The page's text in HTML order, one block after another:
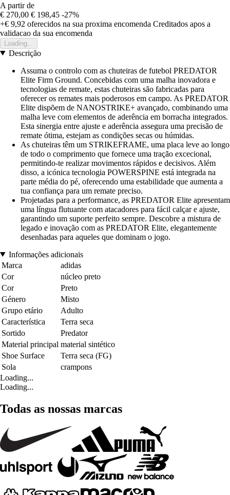
A partir de
€ 270,00 € 198,45 -27%
+€ 9,92 oferecidos na sua proxima encomenda Creditados apos a
validacao da sua encomenda
Loading...
Descrição
Assuma o controlo com as chuteiras de futebol PREDATOR
Elite Firm Ground. Concebidas com uma malha inovadora e
tecnologias de remate, estas chuteiras são fabricadas para
oferecer os remates mais poderosos em campo. As PREDATOR
Elite dispõem de NANOSTRIKE+ avançado, combinando uma
malha leve com elementos de aderência em borracha integrados.
Esta sinergia entre ajuste e aderência assegura uma precisão de
remate ótima, estejam as condições secas ou húmidas.
As chuteiras têm um STRIKEFRAME, uma placa leve ao longo
de todo o comprimento que fornece uma tração excecional,
permitindo-te realizar movimentos rápidos e decisivos. Além
disso, a icónica tecnologia POWERSPINE está integrada na
parte média do pé, oferecendo uma estabilidade que aumenta a
tua confiança para um remate preciso.
Projetadas para a performance, as PREDATOR Elite apresentam
uma língua flutuante com atacadores para fácil calçar e ajuste,
garantindo um suporte perfeito sempre. Descobre a mistura de
legado e inovação com as PREDATOR Elite, elegantemente
desenhadas para aqueles que dominam o jogo.
Informações adicionais
Marca
adidas
Cor
núcleo preto
Cor
Preto
Género
Misto
Grupo etário
Adulto
Característica
Terra seca
Sortido
Predator
Material principal material sintético
Shoe Surface
Terra seca (FG)
Sola
crampons
Loading...
Loading...
Todas as nossas marcas